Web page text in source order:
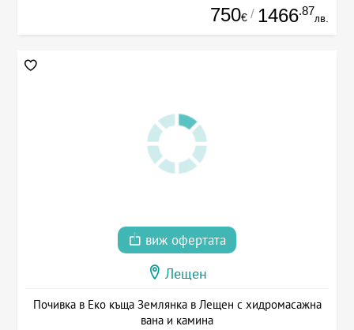
750€ / 1466.87
лв.
виж офертата
Лещен
Почивка в Еко къща Землянка в Лещен с хидромасажна
вана и камина